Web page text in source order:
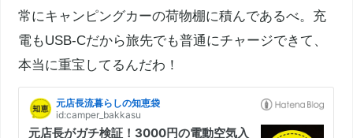
常にキャンピングカーの荷物棚に積んであるべ。充
電もUSB-Cだから旅先でも普通にチャージできて、
本当に重宝してるんだわ！